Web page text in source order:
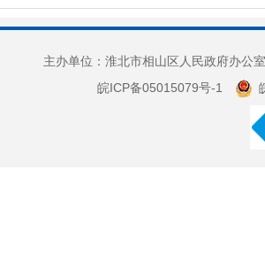
主办单位：淮北市相山区人民政府办
皖ICP备05015079号-1